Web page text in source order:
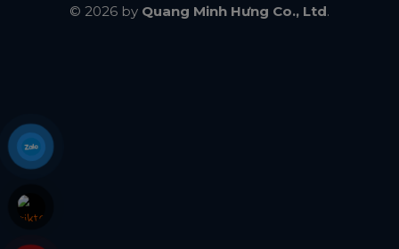
© 2026 by Quang Minh Hưng Co., Ltd.